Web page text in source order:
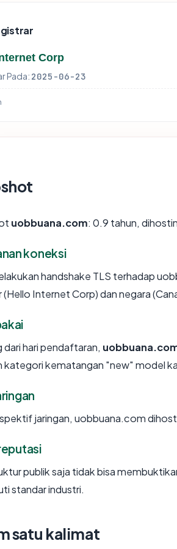
Corp
Pada: 2025-06-23
uobbuana.com: 0.9 tahun,
koneksi
handshake TLS terhadap
(Hello Internet Corp) dan negara
dari hari pendaftaran,
kategori kematangan "new" model
jaringan, uobbuana.com
publik saja tidak bisa
standar industri.
satu kalimat